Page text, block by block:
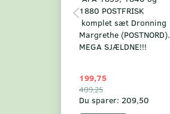
1880 POSTFRISK
komplet sæt Dronning
Margrethe (POSTNORD).
MEGA SJÆLDNE!!!
199,75
409,25
Du sparer: 209,50